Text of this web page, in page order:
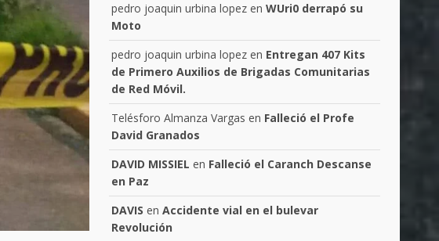
pedro joaquin urbina lopez enWUri0 derrapó su
Moto
pedro joaquin urbina lopez en Entregan 407 Kits
de Primero Auxilios de Brigadas Comunitarias
de Red Móvil.
Telésforo Almanza Vargas en Falleció el Profe
David Granados
DAVID MISSIEL en Falleció el Caranch Descanse
en Paz
DAVIS enAccidente vial en el bulevar
Revolución